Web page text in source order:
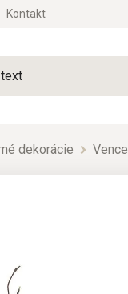
Kontakt
dekorácie Vence